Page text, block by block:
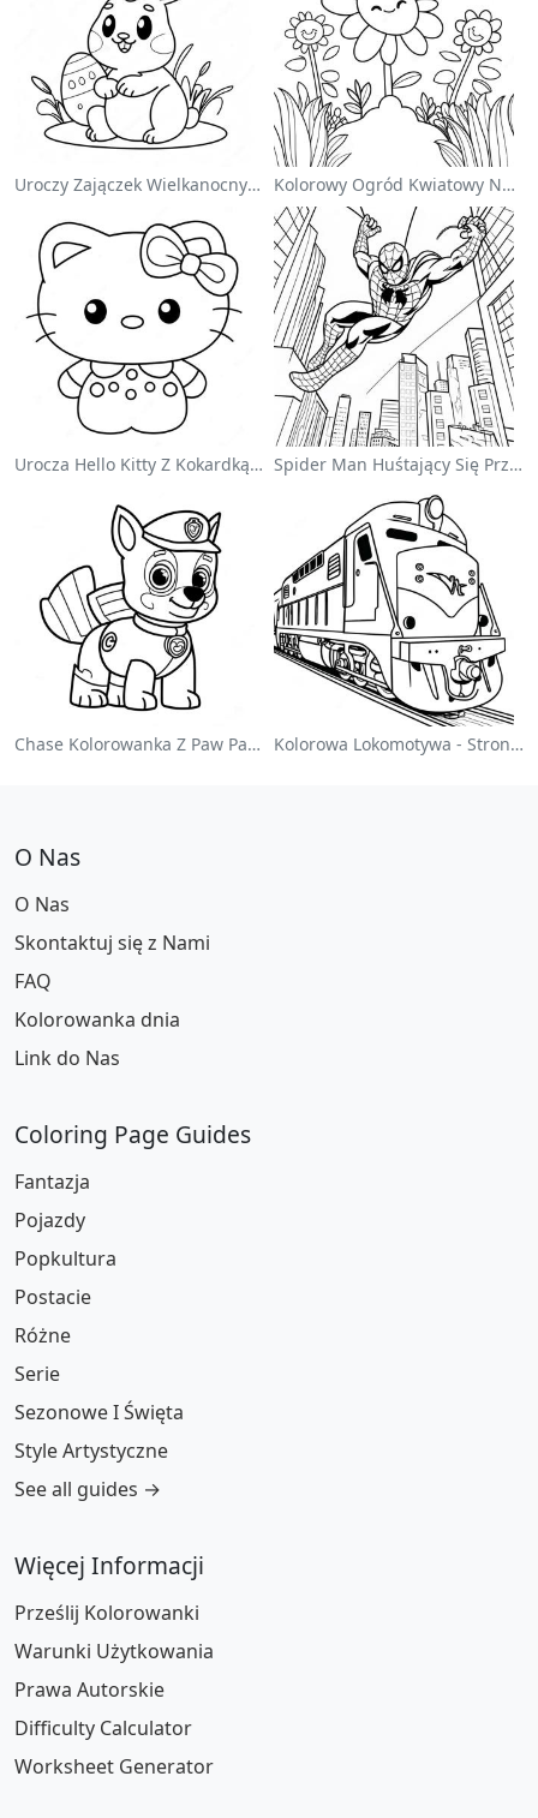
Uroczy Zajączek Wielkanocny Na Kolorowance Kolorowy Ogród Kwiatowy Na Kolorowance
Urocza Hello Kitty Z Kokardką - Kolorowanka Spider Man Huśtający Się Przez Miasto - Kolorowanka
Chase Kolorowanka Z Paw Patrol Kolorowa Lokomotywa - Strona Do Kolorowania
O Nas
O Nas
Skontaktuj się z Nami
FAQ
Kolorowanka dnia
Link do Nas
Coloring Page Guides
Fantazja
Pojazdy
Popkultura
Postacie
Różne
Serie
Sezonowe I Święta
Style Artystyczne
See all guides →
Więcej Informacji
Prześlij Kolorowanki
Warunki Użytkowania
Prawa Autorskie
Difficulty Calculator
Worksheet Generator